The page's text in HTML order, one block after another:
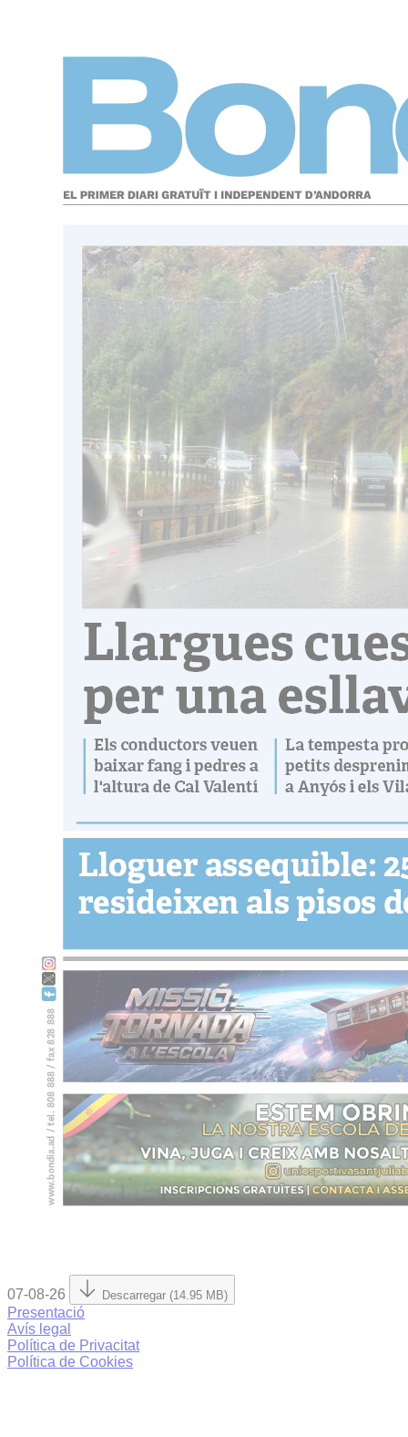
07-08-26 Descarregar (14.95 MB)
Presentació
Avís legal
Política de Privacitat
Política de Cookies